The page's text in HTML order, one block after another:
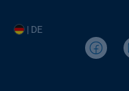
| DE